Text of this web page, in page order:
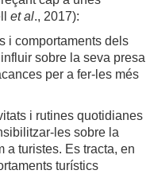
et al., 2017):
i comportaments dels
sobre la seva presa
per a fer-les més
i rutines quotidianes
les sobre la
a turistes. Es tracta, en
turístics